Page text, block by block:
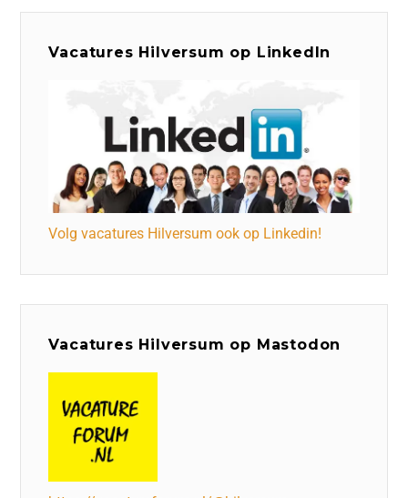
Vacatures Hilversum op LinkedIn
Volg vacatures Hilversum ook op Linkedin!
Vacatures Hilversum op Mastodon